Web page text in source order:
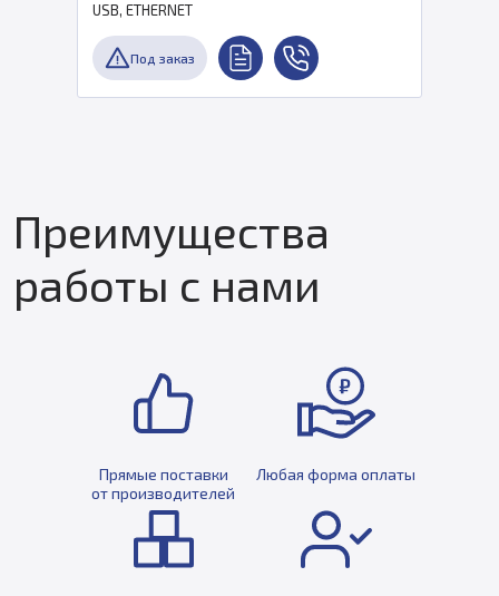
USB, ETHERNET
Под заказ
Преимущества
работы с нами
Прямые поставки
от производителей
Любая форма оплаты